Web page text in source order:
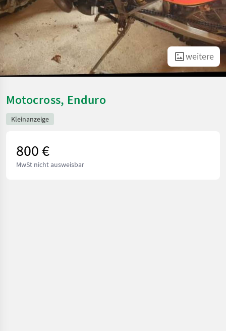
weitere
Motocross, Enduro
Kleinanzeige
800 €
MwSt nicht ausweisbar